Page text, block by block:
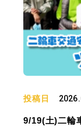
投稿日
9/19(土)二輪